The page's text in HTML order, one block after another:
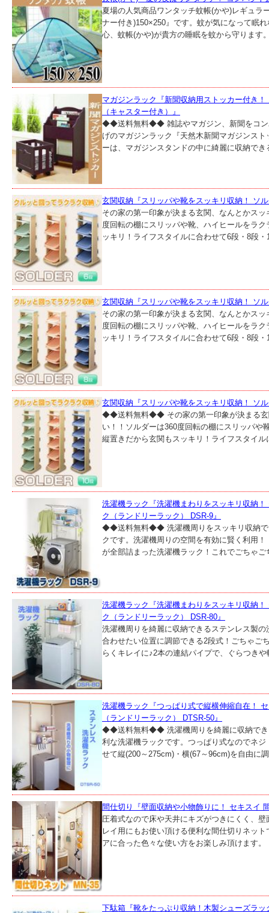
夏場の人気商品ワンタッチ蚊帳(かや)レギュラ
ナー付き)150×250』です。蚊が気になって眠
心、蚊帳(かや)が貴方の睡眠を蚊から守ります
マガジンラック『新聞収納用ストッカー付き
（キャスター付き）』
◆◆送料無料◆◆ 雑誌やマガジン、新聞をコン
げのマガジンラック『天然木新聞マガジンス
ーは、マガジンスタンドの中に綺麗に収納で
玄関収納『スリッパや靴をスッキリ収納！ ソ
その家の第一印象が決まる玄関、なんとかス
度回転の棚にスリッパや靴、ハイヒールをラ
ッキリ！ライフスタイルに合わせて6段・8段
玄関収納『スリッパや靴をスッキリ収納！ ソ
その家の第一印象が決まる玄関、なんとかス
度回転の棚にスリッパや靴、ハイヒールをラ
ッキリ！ライフスタイルに合わせて6段・8段
玄関収納『スリッパや靴をスッキリ収納！ ソ
◆◆送料無料◆◆ その家の第一印象が決まる玄
い！！ソルダーは360度回転の棚にスリッパや
縦置きだから玄関もスッキリ！ライフスタイ
洗濯機ラック『洗濯機まわりをスッキリ収納
ク（ランドリーラック） DSR-9』
◆◆送料無料◆◆ 洗濯機周りをスッキリ収納で
クです。洗濯機周りの空間を有効に賢く利用
が全部詰まった洗濯機ラック！これでごちゃ
洗濯機ラック『洗濯機まわりをスッキリ収納
ク（ランドリーラック） DSR-80』
洗濯機周りを綺麗に収納できるステンレス製
合わせたい位置に調節できる2段式！ごちゃご
らくキレイに♪2本の連結パイプで、ぐらつき
洗濯機ラック『つっぱり式で縦横伸縮自在！
（ランドリーラック） DTSR-50』
◆◆送料無料◆◆ 洗濯機周りを綺麗に収納でき
利な洗濯機ラックです。つっぱり式なのでネ
せて縦(200～275cm)・横(67～96cm)を自由に
間仕切り『壁面収納や小物飾りに！ セキスイ
圧着式なので床や天井にキズがつきにくく、
レイ用にもお使い頂ける便利な間仕切りネッ
アに合った色々な使い方をお楽しみ頂けます
下駄箱『靴をたっぷり収納！木製シューズラ